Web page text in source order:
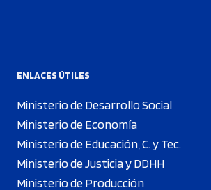
ENLACES ÚTILES
Ministerio de Desarrollo Social
Ministerio de Economía
Ministerio de Educación, C. y Tec.
Ministerio de Justicia y DDHH
Ministerio de Producción